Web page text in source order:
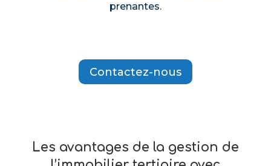
prenantes.
Contactez-nous
Les avantages de la gestion de